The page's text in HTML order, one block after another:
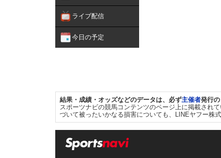
ライブ配信
今日の予定
結果・成績・オッズなどのデータは、必ず主催者発行の
スポーツナビの競馬コンテンツのページ上に掲載され
づいて被ったいかなる損害についても、LINEヤフー株